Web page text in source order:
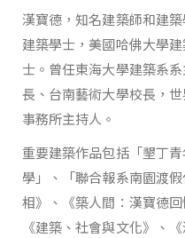
漢寶德，知名建築師和建
建築學士，美國哈佛大學
士。曾任東海大學建築系
長、台南藝術大學校長，
事務所主持人。
重要建築作品包括「墾丁
學」、「聯合報系南園渡
相》、《築人間：漢寶德
《建築、社會與文化》、